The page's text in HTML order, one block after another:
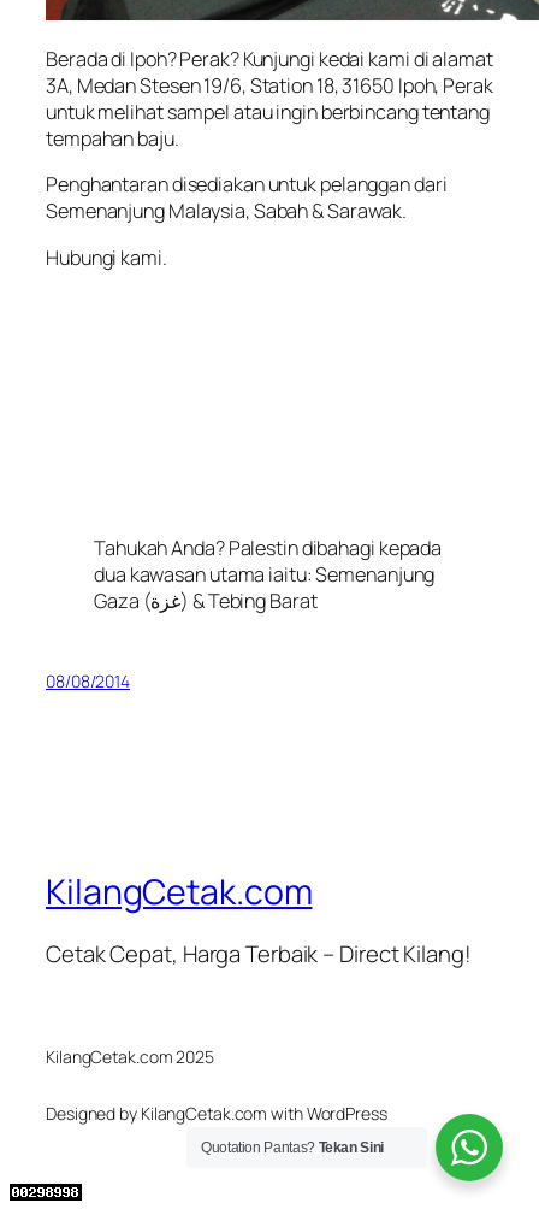
Berada di Ipoh? Perak? Kunjungi kedai kami di alamat
3A, Medan Stesen 19/6, Station 18, 31650 Ipoh, Perak
untuk melihat sampel atau ingin berbincang tentang
tempahan baju.
Penghantaran disediakan untuk pelanggan dari
Semenanjung Malaysia, Sabah & Sarawak.
Hubungi kami.
Tahukah Anda? Palestin dibahagi kepada
dua kawasan utama iaitu: Semenanjung
Gaza (غزة) & Tebing Barat
08/08/2014
KilangCetak.com
Cetak Cepat, Harga Terbaik – Direct Kilang!
KilangCetak.com 2025
Designed by KilangCetak.com with WordPress
Quotation Pantas? Tekan Sini